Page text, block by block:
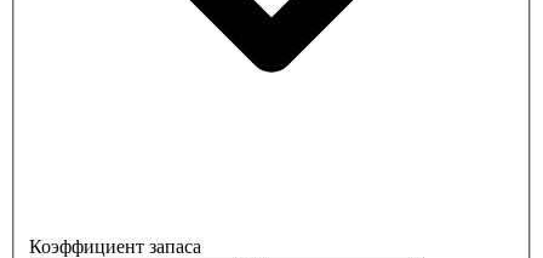
Коэффициент запаса